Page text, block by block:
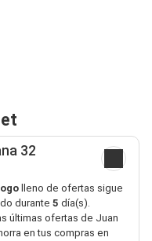
32
lleno de ofertas sigue
durante 5 día(s).
últimas ofertas de Juan
en tus compras en